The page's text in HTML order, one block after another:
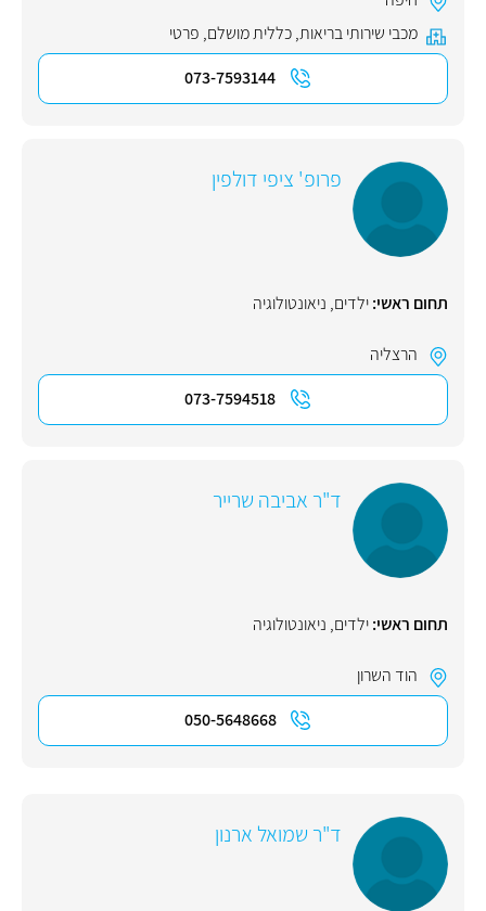
מכבי שירותי בריאות,כללית מושלם, פרטי
073-7593144
פרופ' ציפי דולפין
תחום ראשי:ילדים, ניאונטולוגיה
הרצליה
073-7594518
ד"ר אביבה שרייר
תחום ראשי:ילדים, ניאונטולוגיה
הוד השרון
050-5648668
ד"ר שמואל ארנון